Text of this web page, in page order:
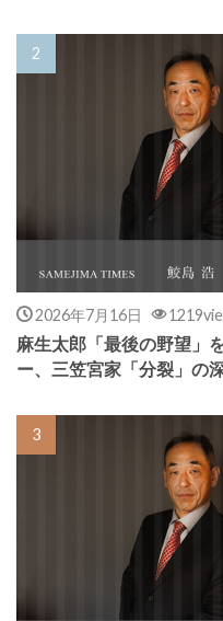
2026年7月16日
麻生太郎「最後の野望」
ー、三笠宮家「分裂」の